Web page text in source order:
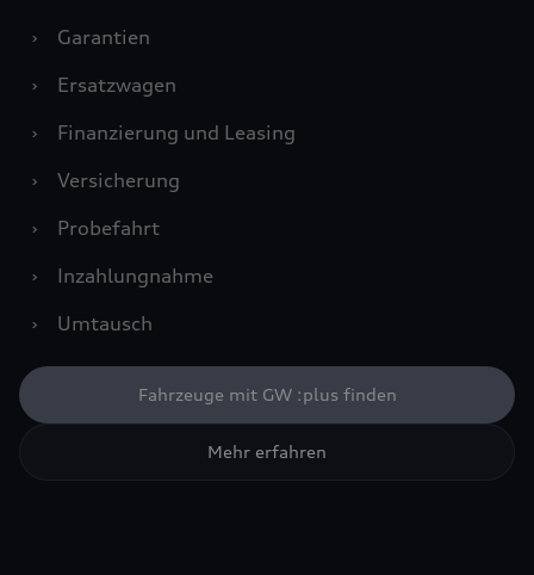
›
Garantien
›
Ersatzwagen
›
Finanzierung und Leasing
›
Versicherung
›
Probefahrt
›
Inzahlungnahme
›
Umtausch
Fahrzeuge mit GW :plus finden
Mehr erfahren